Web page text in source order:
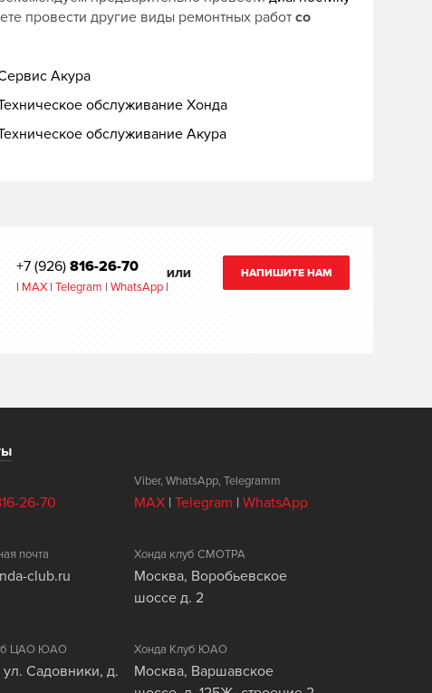
провести другие виды ремонтных работ со
Акура
обслуживание Хонда
обслуживание Акура
+7 (926) 816-26-70
| MAX | Telegram | WhatsApp |
ИЛИ НАПИШИТЕ НАМ
26-70
Viber, WhatsApp, Telegramm
MAX |Telegram |WhatsApp
почта
club.ru
Хонда клуб СМОТРА
Москва, Воробьевское
шоссе д. 2
ЦАО ЮАО
Садовники, д.
Хонда Клуб ЮАО
Москва, Варшавское